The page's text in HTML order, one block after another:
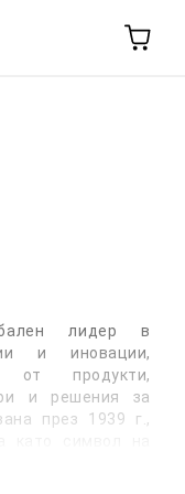
лидер в
и иновации,
от продукти,
и решения за
през 1939 г.,
в областта на